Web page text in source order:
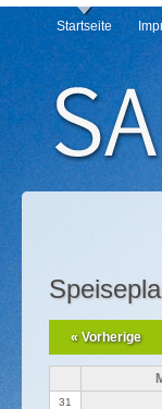
Startseite
« Vorherige
31